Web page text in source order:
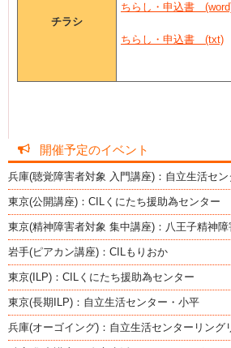
チラシ
ちらし・申込書
ちらし・申込書 (txt)
開催予定のイベント
兵庫(聴覚障害者対象 入門講座)：自立生活セ
東京(公開講座)：CILくにたち援助為センター
東京(精神障害者対象 集中講座)：八王子精神
岩手(ピアカン講座)：CILもりおか
東京(ILP)：CILくにたち援助為センター
東京(長期ILP)：自立生活センター・小平
兵庫(オーゴイング)：自立生活センターリング